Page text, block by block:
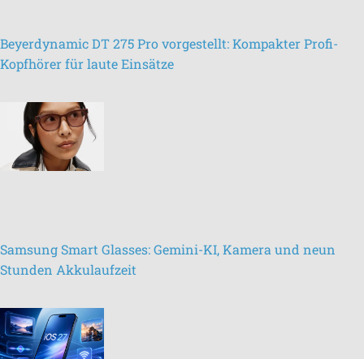
Beyerdynamic DT 275 Pro vorgestellt: Kompakter Profi-
Kopfhörer für laute Einsätze
Samsung Smart Glasses: Gemini-KI, Kamera und neun
Stunden Akkulaufzeit